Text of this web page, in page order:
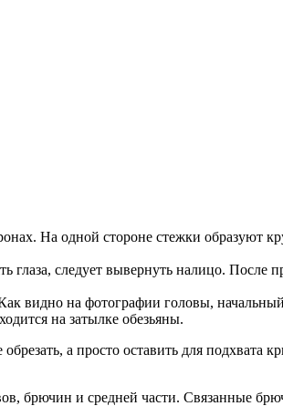
На одной стороне стежки образуют
глаза, следует вывернуть налицо. После
видно на фотографии головы,
на затылке обезьяны.
а просто оставить для подхвата
брючин и средней части. Связанные